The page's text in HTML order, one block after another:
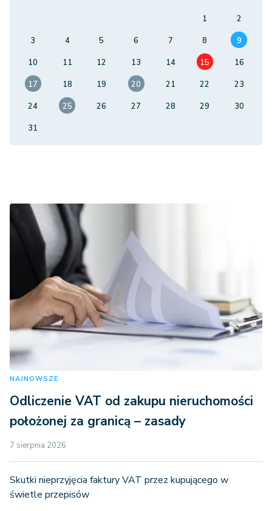
1
2
3
4 5 6 7 8
9
10
11 12 13 14 15
16
17
18 19 20 21 22
23
24
25 26 27 28 29
30
31
NAJNOWSZE
Odliczenie VAT od zakupu nieruchomości
położonej za granicą – zasady
7 sierpnia 2026
Skutki nieprzyjęcia faktury VAT przez kupującego w
świetle przepisów